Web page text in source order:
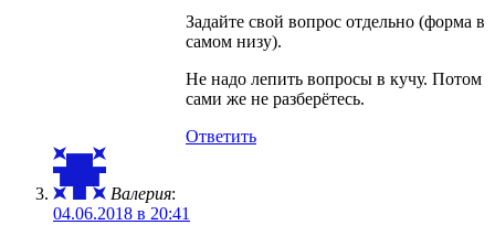
Задайте свой вопрос отдельно (форма в
самом низу).
Не надо лепить вопросы в кучу. Потом
сами же не разберётесь.
Ответить
Валерия:
04.06.2018 в 20:41